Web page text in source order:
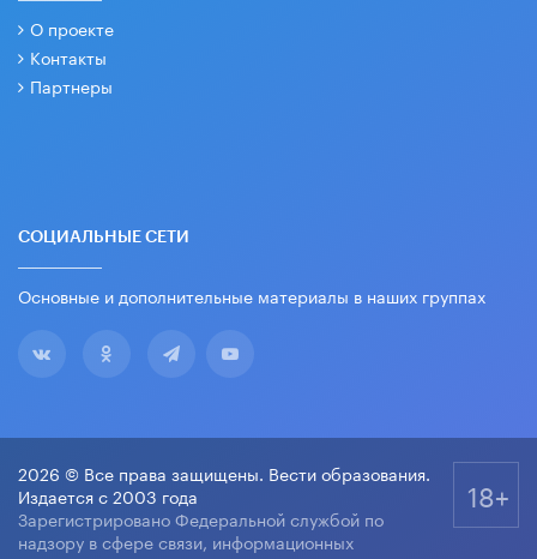
О проекте
Контакты
Партнеры
СОЦИАЛЬНЫЕ СЕТИ
Основные и дополнительные материалы в наших группах
2026 © Все права защищены. Вести образования.
Издается с 2003 года
Зарегистрировано Федеральной службой по
надзору в сфере связи, информационных
18+